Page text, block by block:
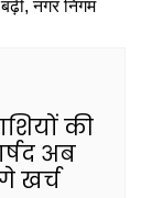
की
अब
खर्च